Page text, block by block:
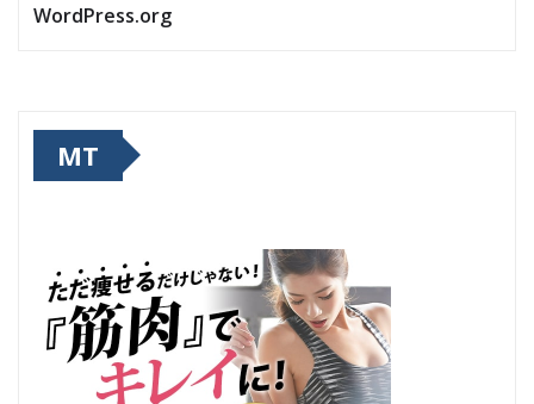
WordPress.org
MT